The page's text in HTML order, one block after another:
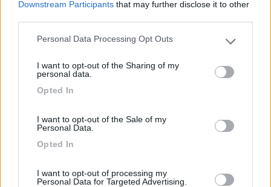
Downstream Participants that may further disclose it to other
Please note that this website/app uses one or more Google
not limited to your visit or usage behaviour. You may click to
grant or deny consent to Google and its third-party tags to
use your data for below specified purposes in below Google
Personal Data Processing Opt Outs
I want to opt-out of the Sharing of my
personal data.
Opted In
I want to opt-out of the Sale of my
Personal Data.
Opted In
I want to opt-out of processing my
Personal Data for Targeted Advertising.
Campeggio
Camping La Foce
Servizi / Posizione
A 100 m dal mare, immerso nel verde, campeggio su una
SS.16 km 484,5 - Loc. La Foce